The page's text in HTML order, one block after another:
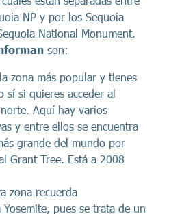
NP y por los Sequoia
National Monument.
son:
zona más popular y tienes
sí si quieres acceder al
Aquí hay varios
y entre ellos se encuentra
grande del mundo por
Grant Tree. Está a 2008
zona recuerda
pues se trata de un